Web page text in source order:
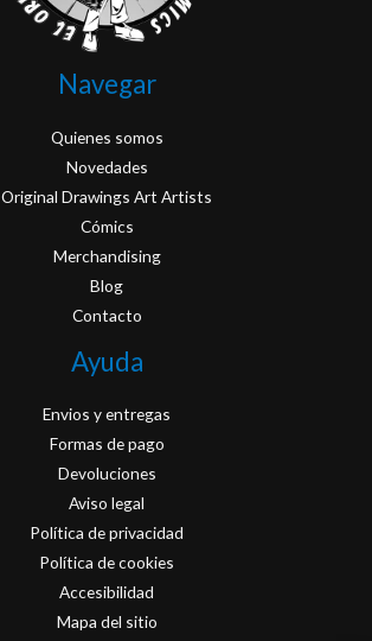
Navegar
Quienes somos
Novedades
Original Drawings Art Artists
Cómics
Merchandising
Blog
Contacto
Ayuda
Envios y entregas
Formas de pago
Devoluciones
Aviso legal
Política de privacidad
Política de cookies
Accesibilidad
Mapa del sitio